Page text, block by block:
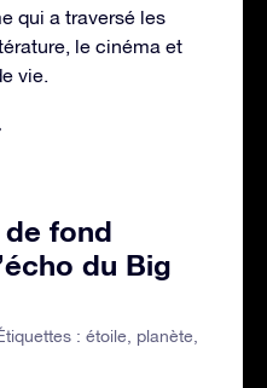
qui a traversé les
le cinéma et
vie.
fond
du Big
: étoile planète